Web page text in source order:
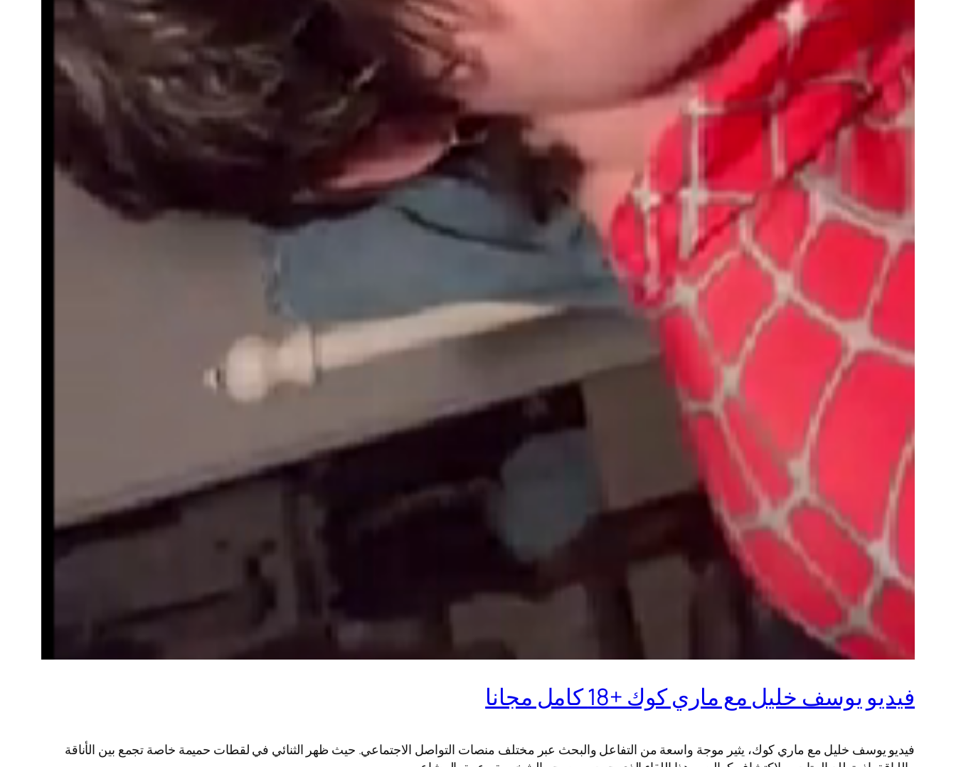
فيديو يوسف خليل مع ماري كوك +18 كامل مجانا
فيديو يوسف خليل مع ماري كوك، يثير موجة واسعة من التفاعل والبحث عبر مختلف منصات التواصل الاجتماعي. حيث ظهر الثنائي في لقطات حميمة خاصة تجمع بين الأناقة